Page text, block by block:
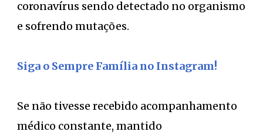
coronavírus sendo detectado no organismo
e sofrendo mutações.
Siga o Sempre Família no Instagram!
Se não tivesse recebido acompanhamento
médico constante, mantido